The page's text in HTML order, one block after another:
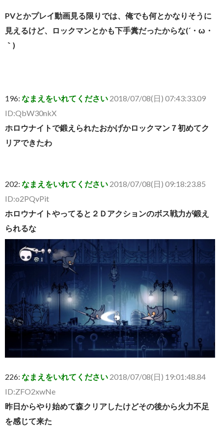
PVとかプレイ動画見る限りでは、俺でも何とかなりそうに
見えるけど、ロックマンとかも下手糞だったからな(´・ω・
｀)
196: なまえをいれてください 2018/07/08(日) 07:43:33.09
ID:QbW30nkX
ホロウナイトで鍛えられたおかげかロックマン７初めてク
リアできたわ
202: なまえをいれてください 2018/07/08(日) 09:18:23.85
ID:o2PQvPit
ホロウナイトやってると２Ｄアクションのボス戦力が鍛え
られるな
226: なまえをいれてください 2018/07/08(日) 19:01:48.84
ID:ZFO2xwNe
昨日からやり始めて森クリアしたけどその後から火力不足
を感じて来た